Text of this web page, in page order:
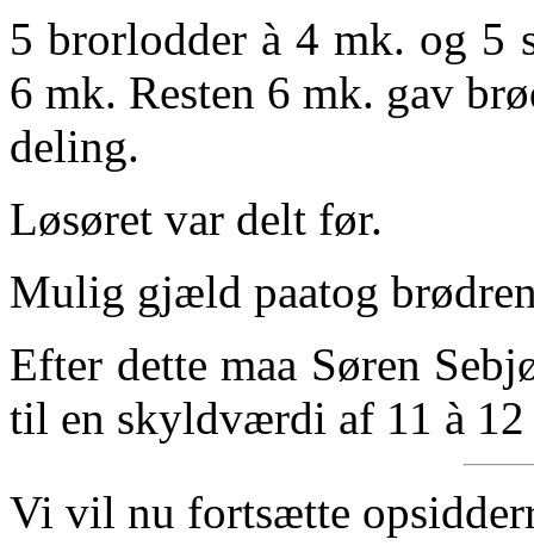
5 brorlodder à 4 mk. og 5
6 mk. Resten 6 mk. gav
deling.
Løsøret var delt før.
Mulig gjæld paatog
Efter dette maa Søren
til en skyldværdi af 11 à 12
Vi vil nu fortsætte